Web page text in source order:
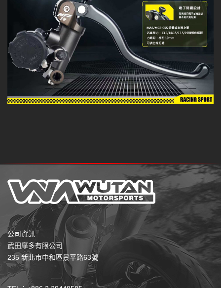
公司資訊
武田摩多有限公司
235 新北市中和區景平路63號